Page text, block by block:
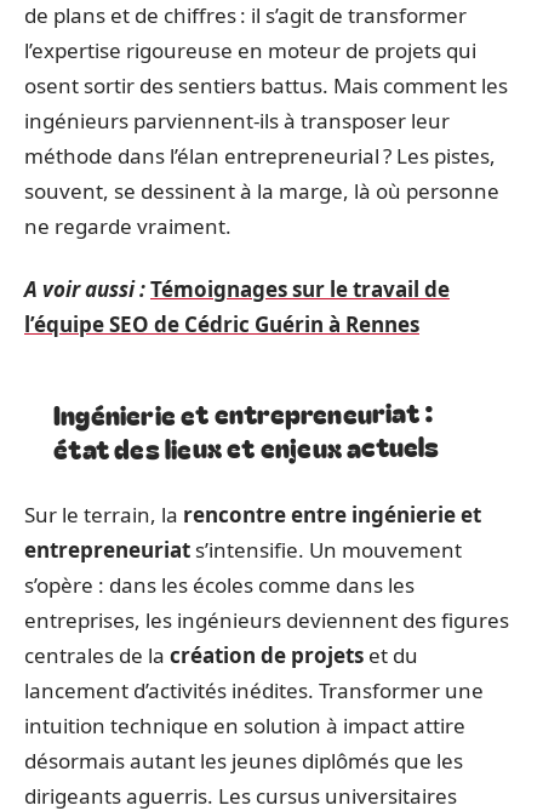
de plans et de chiffres : il s’agit de transformer
l’expertise rigoureuse en moteur de projets qui
osent sortir des sentiers battus. Mais comment les
ingénieurs parviennent-ils à transposer leur
méthode dans l’élan entrepreneurial ? Les pistes,
souvent, se dessinent à la marge, là où personne
ne regarde vraiment.
A voir aussi :Témoignages sur le travail de
l’équipe SEO de Cédric Guérin à Rennes
Ingénierie et entrepreneuriat :
état des lieux et enjeux actuels
Sur le terrain, la rencontre entre ingénierie et
entrepreneuriat s’intensifie. Un mouvement
s’opère : dans les écoles comme dans les
entreprises, les ingénieurs deviennent des figures
centrales de la création de projets et du
lancement d’activités inédites. Transformer une
intuition technique en solution à impact attire
désormais autant les jeunes diplômés que les
dirigeants aguerris. Les cursus universitaires